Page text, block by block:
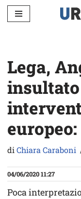
Lega,
europeo:
diChiara Caraboni
04/06/2020 11:27
Poca